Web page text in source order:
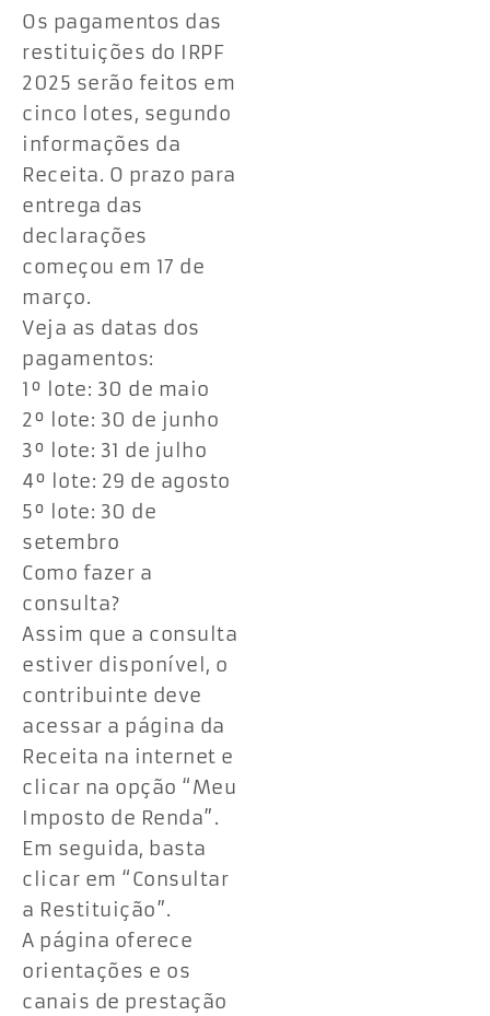
Os pagamentos das
restituições do IRPF
2025 serão feitos em
cinco lotes, segundo
informações da
Receita. O prazo para
entrega das
declarações
começou em 17 de
março.
Veja as datas dos
pagamentos:
1º lote: 30 de maio
2º lote: 30 de junho
3º lote: 31 de julho
4º lote: 29 de agosto
5º lote: 30 de
setembro
Como fazer a
consulta?
Assim que a consulta
estiver disponível, o
contribuinte deve
acessar a página da
Receita na internet e
clicar na opção “Meu
Imposto de Renda”.
Em seguida, basta
clicar em “Consultar
a Restituição”.
A página oferece
orientações e os
canais de prestação